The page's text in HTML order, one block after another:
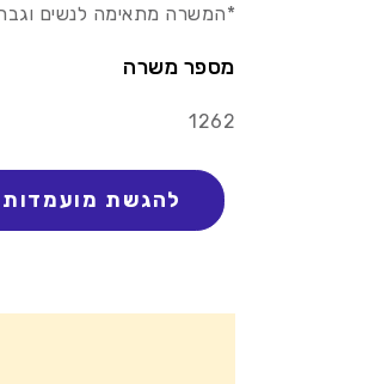
*המשרה מתאימה לנשים
מספר משרה
1262